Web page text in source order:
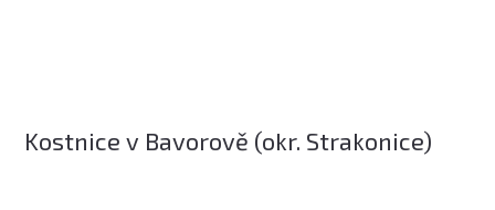
Kostnice v Bavorově (okr. Strakonice)